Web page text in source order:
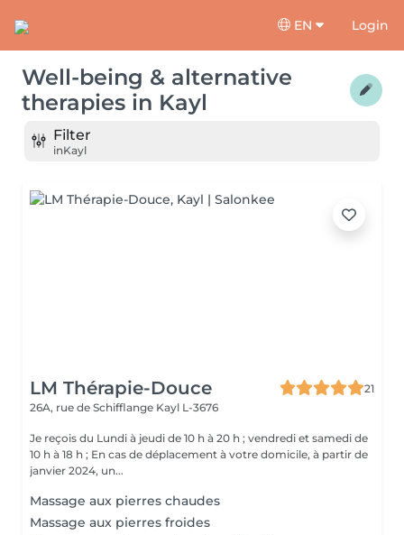
EN Login
Well-being & alternative
therapies in Kayl
Filter
inKayl
LM Thérapie-Douce
21
26A, rue de Schifflange Kayl L-3676
Je reçois du Lundi à jeudi de 10 h à 20 h ; vendredi et samedi de
10 h à 18 h ; En cas de déplacement à votre domicile, à partir de
janvier 2024, un...
Massage aux pierres chaudes
Massage aux pierres froides